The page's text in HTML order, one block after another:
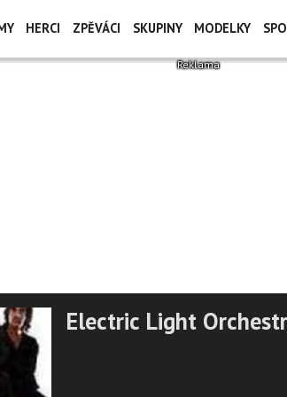
HERCI ZPĚVÁCI SKUPINY MODELKY
Electric Light